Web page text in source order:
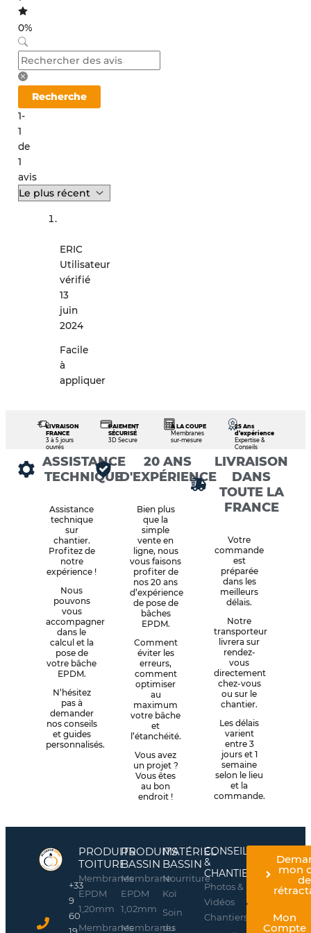
0%
Recherche
1-
1
de
1
avis
ERIC
Utilisateur
vérifié
13
juin
2024
Facile
à
appliquer
LIVRAISON
FRANCE
3 à 5 jours
ouvrés
PAIEMENT
SÉCURISÉ
3D Secure
À LA COUPE
Membranes
sur-mesure
25 Ans
d’expérience
Expertise &
Conseils
ASSISTANCE
TECHNIQUE
Assistance
technique
sur
chantier.
Profitez de
notre
expérience !
Nous
pouvons
vous
accompagner
dans le
calcul et la
pose de
votre bâche
EPDM.
N’hésitez
pas à
demander
nos conseils
et guides
personnalisés.
20 ANS
D'EXPÉRIENCE
Bien plus
que la
simple
vente en
ligne, nous
vous faisons
profiter de
nos 20 ans
d’expérience
de pose de
bâches
EPDM.
Comment
éviter les
erreurs,
comment
optimiser
au
maximum
votre bâche
et
l’étanchéité.
Vous avez
un projet ?
Vous êtes
au bon
endroit !
LIVRAISON
DANS
TOUTE LA
FRANCE
Votre
commande
est
préparée
dans les
meilleurs
délais.
Notre
transporteur
livrera sur
rendez-
vous
directement
chez-vous
ou sur le
chantier.
Les délais
varient
entre 3
jours et 1
semaine
selon le lieu
et la
commande.
+33
9
60
PRODUITS
TOITURE
Membranes
EPDM
1,20mm
Membranes
PRODUITS
BASSIN
Membrane
EPDM
1,02mm
Membranes
MATÉRIEL
BASSIN
Nourriture
Koï
Soin
du
CONSEILS
&
CHANTIERS
Photos &
Vidéos
Chantiers
mon
de
Mon
Compte